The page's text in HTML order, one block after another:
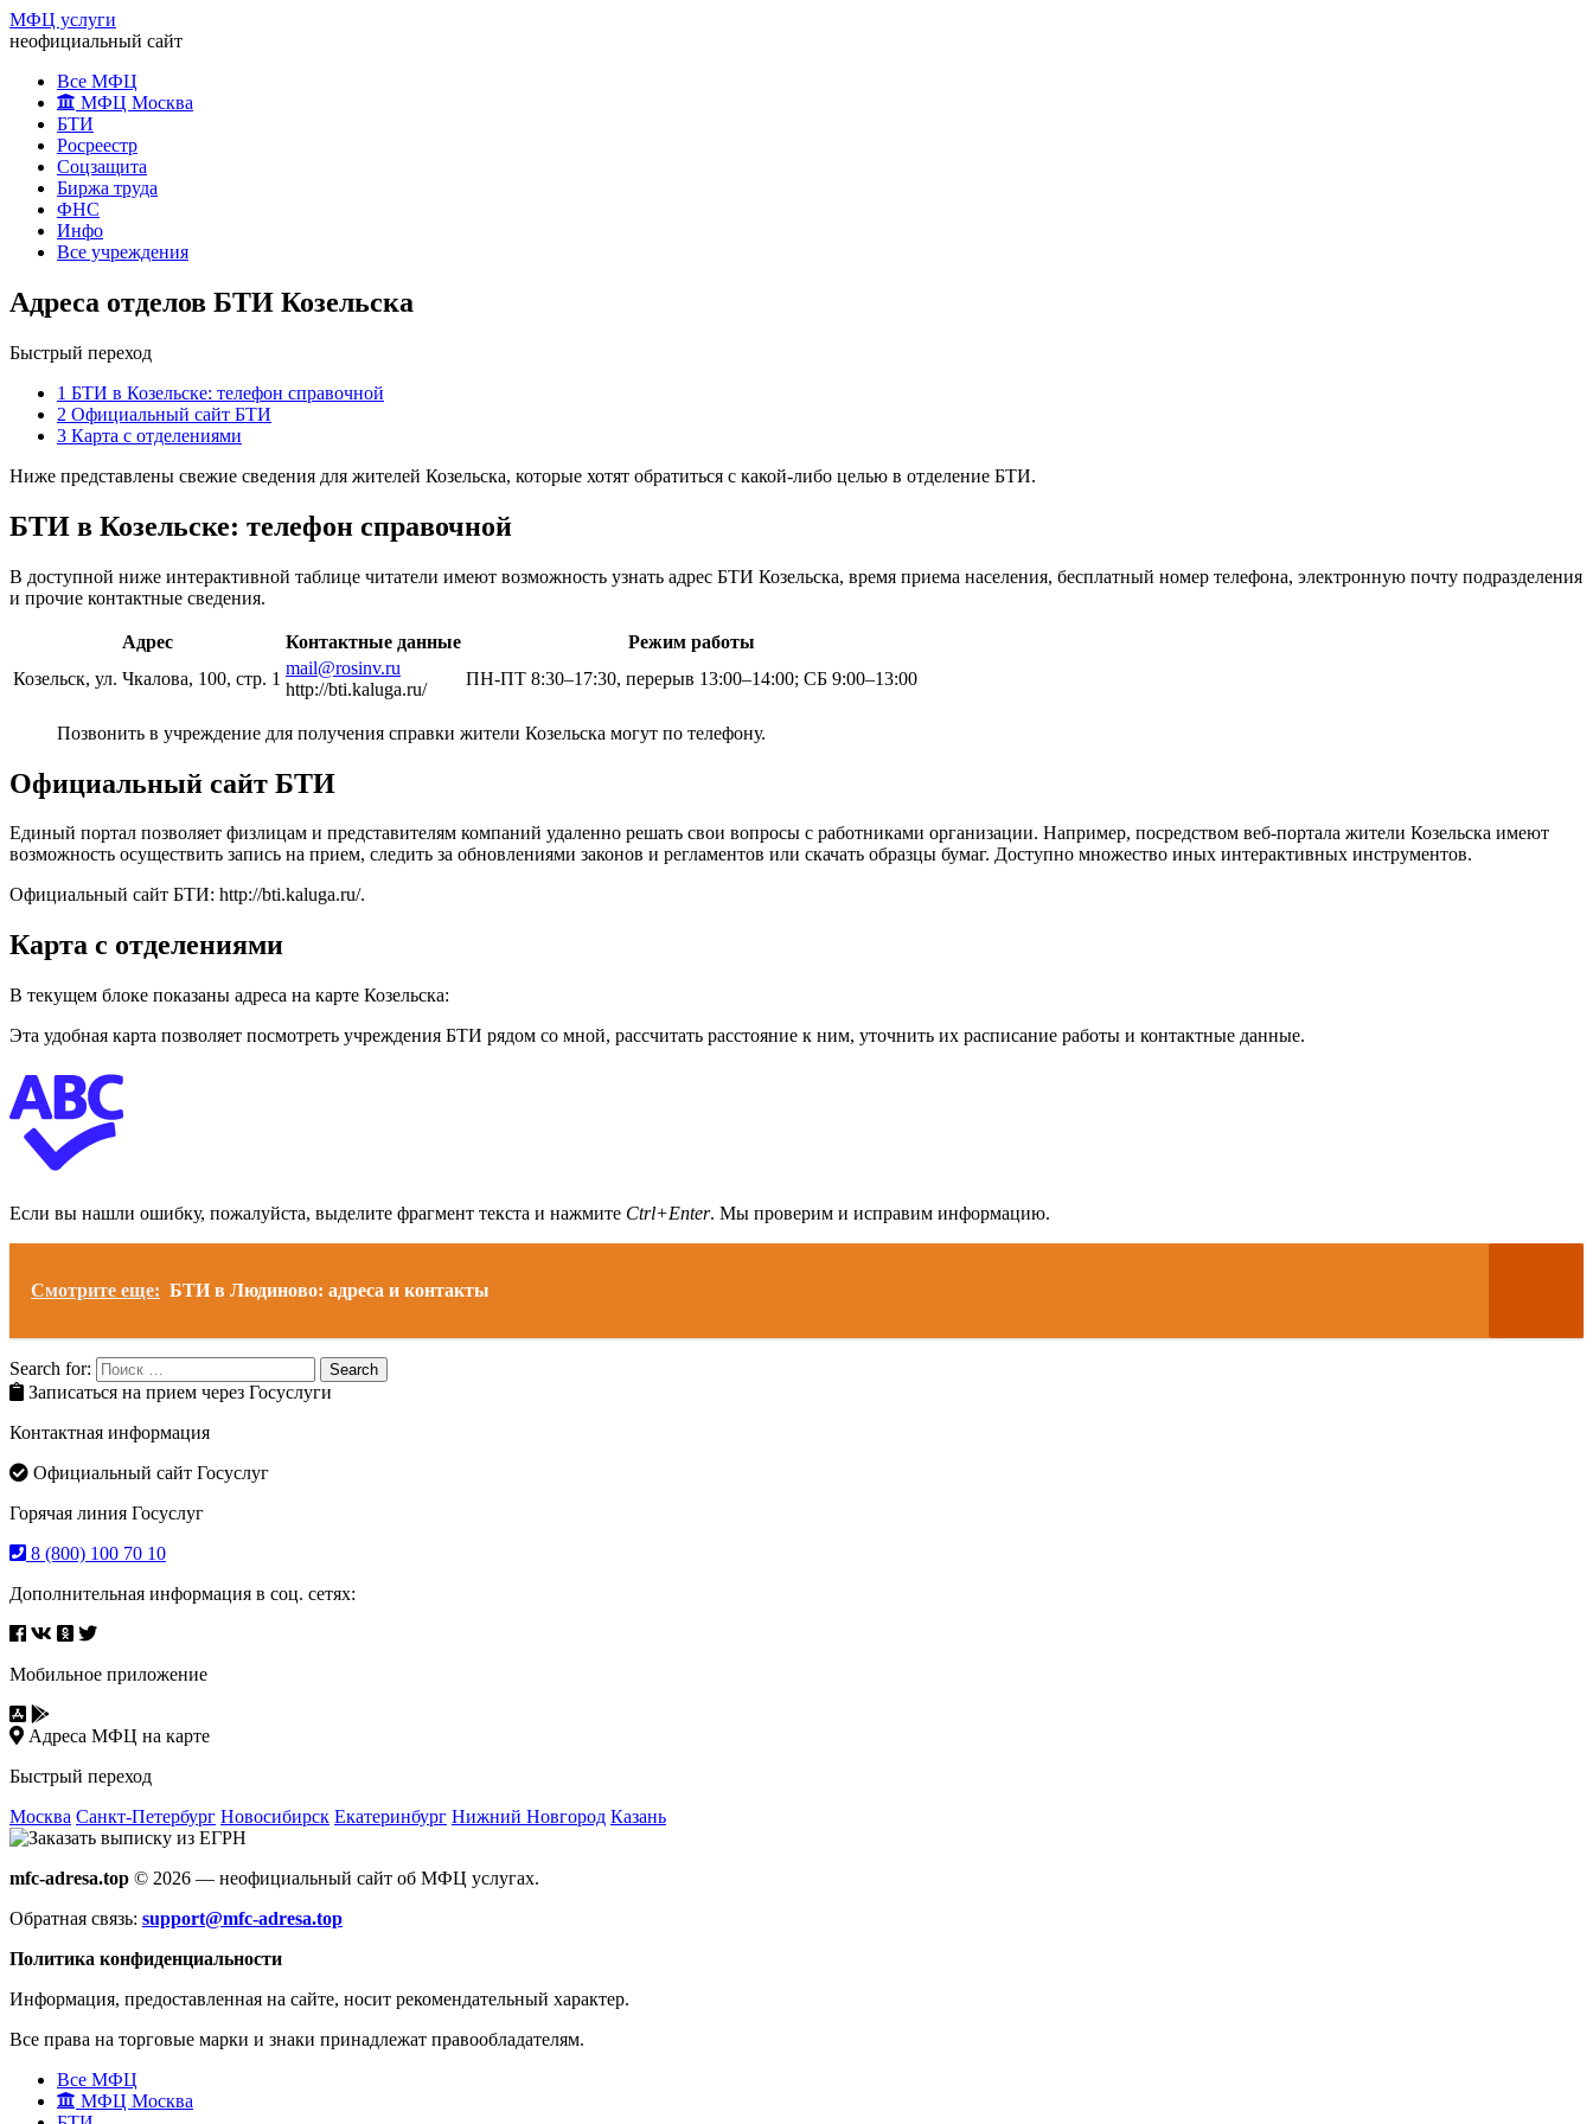
МФЦ услуги
неофициальный сайт
Все МФЦ
МФЦ Москва
БТИ
Росреестр
Соцзащита
Биржа труда
ФНС
Инфо
Все учреждения
Адреса отделов БТИ Козельска
Быстрый переход
1 БТИ в Козельске: телефон справочной
2 Официальный сайт БТИ
3 Карта с отделениями
Ниже представлены свежие сведения для жителей Козельска, которые хотят обратиться с какой-либо целью в отделение БТИ.
БТИ в Козельске: телефон справочной
В доступной ниже интерактивной таблице читатели имеют возможность узнать адрес БТИ Козельска, время приема населения, бесплатный номер телефона, электронную почту подразделения
и прочие контактные сведения.
Адрес Контактные данные
Режим работы
Козельск, ул. Чкалова, 100, стр. 1
mail@rosinv.ru
http://bti.kaluga.ru/
ПН-ПТ 8:30–17:30, перерыв 13:00–14:00; СБ 9:00–13:00
Позвонить в учреждение для получения справки жители Козельска могут по телефону.
Официальный сайт БТИ
Единый портал позволяет физлицам и представителям компаний удаленно решать свои вопросы с работниками организации. Например, посредством веб-портала жители Козельска имеют
возможность осуществить запись на прием, следить за обновлениями законов и регламентов или скачать образцы бумаг. Доступно множество иных интерактивных инструментов.
Официальный сайт БТИ: http://bti.kaluga.ru/.
Карта с отделениями
В текущем блоке показаны адреса на карте Козельска:
Эта удобная карта позволяет посмотреть учреждения БТИ рядом со мной, рассчитать расстояние к ним, уточнить их расписание работы и контактные данные.
Если вы нашли ошибку, пожалуйста, выделите фрагмент текста и нажмите Ctrl+Enter. Мы проверим и исправим информацию.
Смотрите еще: БТИ в Людиново: адреса и контакты
Search for: Search
Записаться на прием через Госуслуги
Контактная информация
Официальный сайт Госуслуг
Горячая линия Госуслуг
8 (800) 100 70 10
Дополнительная информация в соц. сетях:
Мобильное приложение
Адреса МФЦ на карте
Быстрый переход
Москва Санкт-Петербург Новосибирск Екатеринбург Нижний Новгород Казань
mfc-adresa.top © 2026 — неофициальный сайт об МФЦ услугах.
Обратная связь: support@mfc-adresa.top
Политика конфиденциальности
Информация, предоставленная на сайте, носит рекомендательный характер.
Все права на торговые марки и знаки принадлежат правообладателям.
Все МФЦ
МФЦ Москва